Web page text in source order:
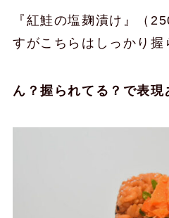
『紅鮭の塩麹漬け』（
すがこちらはしっかり握
ん？握られてる？で表現